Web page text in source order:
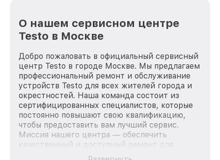
О нашем сервисном центре
Testo в Москве
Добро пожаловать в официальный сервисный
центр Testo в городе Москве. Мы предлагаем
профессиональный ремонт и обслуживание
устройств Testo для всех жителей города и
окрестностей. Наша команда состоит из
сертифицированных специалистов, которые
постоянно повышают свою квалификацию,
чтобы предоставить вам лучший сервис.
Миссия нашего центра — обеспечить
качественный и доступный ремонт для
каждого пользователя продукции Testo, вне